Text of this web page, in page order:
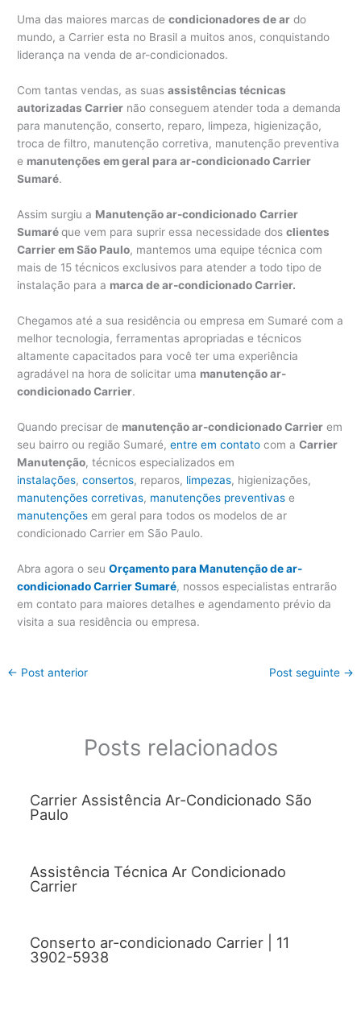
Uma das maiores marcas decondicionadores de ar do
mundo, a Carrier esta no Brasil a muitos anos, conquistando
liderança na venda de ar-condicionados.
Com tantas vendas, as suasassistências técnicas
autorizadas Carrier não conseguem atender toda a demanda
para manutenção, conserto, reparo, limpeza, higienização,
troca de filtro, manutenção corretiva, manutenção preventiva
e manutenções em geral para ar-condicionado Carrier
Sumaré.
Assim surgiu a Manutenção ar-condicionado Carrier
Sumaréque vem para suprir essa necessidade dosclientes
Carrier em São Paulo, mantemos uma equipe técnica com
mais de 15 técnicos exclusivos para atender a todo tipo de
instalação para a marca de ar-condicionado Carrier.
Chegamos até a sua residência ou empresa em Sumaré com a
melhor tecnologia, ferramentas apropriadas e técnicos
altamente capacitados para você ter uma experiência
agradável na hora de solicitar uma manutenção ar-
condicionado Carrier.
Quando precisar de manutenção ar-condicionado Carrier em
seu bairro ou região Sumaré,entre em contato com aCarrier
Manutenção, técnicos especializados em
instalações,consertos, reparos, limpezas, higienizações,
manutenções corretivas, manutenções preventivas e
manutenções em geral para todos os modelos de ar
condicionado Carrier em São Paulo.
Abra agora o seuOrçamento para Manutenção de ar-
condicionado Carrier Sumaré, nossos especialistas entrarão
em contato para maiores detalhes e agendamento prévio da
visita a sua residência ou empresa.
← Post anterior Post seguinte →
Posts relacionados
Carrier Assistência Ar-Condicionado São
Paulo
Assistência Técnica Ar Condicionado
Carrier
Conserto ar-condicionado Carrier | 11
3902-5938